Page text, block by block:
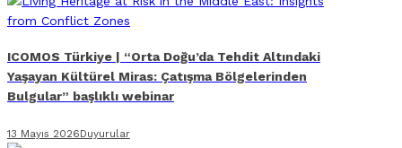
ICOMOS Türkiye | “Orta Doğu’da Tehdit Altındaki
Yaşayan Kültürel Miras: Çatışma Bölgelerinden
Bulgular” başlıklı webinar
13 Mayıs 2026Duyurular